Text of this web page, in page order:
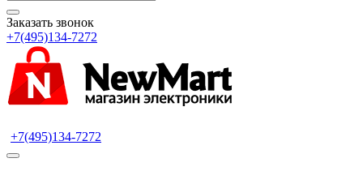
Заказать звонок
+7(495)134-7272
+7(495)134-7272